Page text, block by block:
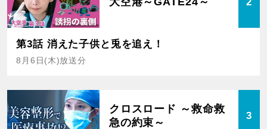
第3話 消えた子供と兎を追え！
8月6日(木)放送分
クロスロード ～救命救
急の約束～
3